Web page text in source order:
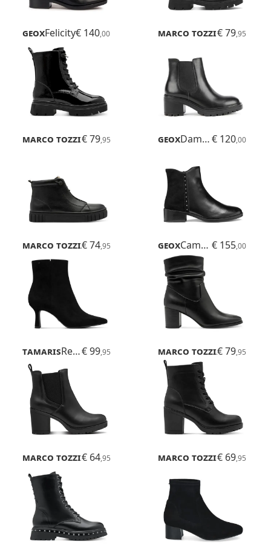
GeoxFelicity€ 140,00 Marco Tozzi Bello
€ 79,95
Marco Tozzi Bello
€ 79,95 Geox Damiana€ 120,00
Marco Tozzi Ago
€ 74,95 Geox Camexia € 155,00
Tamaris Reyna€ 99,95 Marco Tozzi Angio
€ 79,95
Marco Tozzi Saga
€ 64,95 Marco Tozzi Saga
€ 69,95